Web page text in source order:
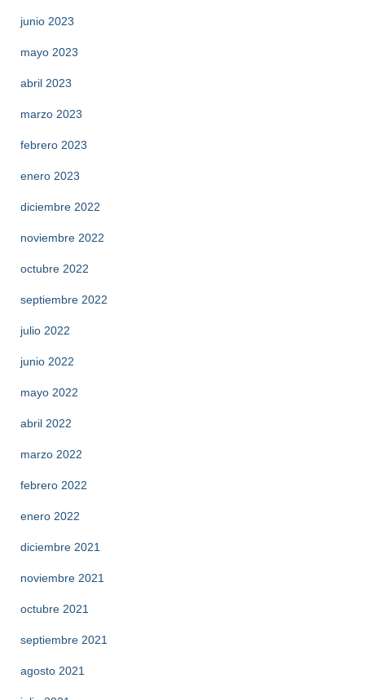
junio 2023
mayo 2023
abril 2023
marzo 2023
febrero 2023
enero 2023
diciembre 2022
noviembre 2022
octubre 2022
septiembre 2022
julio 2022
junio 2022
mayo 2022
abril 2022
marzo 2022
febrero 2022
enero 2022
diciembre 2021
noviembre 2021
octubre 2021
septiembre 2021
agosto 2021